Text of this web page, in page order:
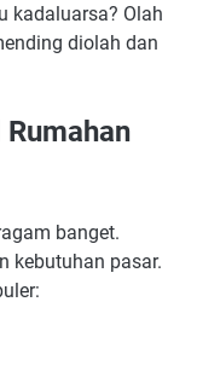
kadaluarsa? Olah
diolah dan
banget.
kebutuhan pasar.